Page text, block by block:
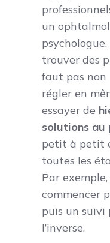
un
trouver des
faut pas non
régler en
essayer de
solutions au
petit à petit
toutes les
Par
commencer
puis un suivi
l’inverse.